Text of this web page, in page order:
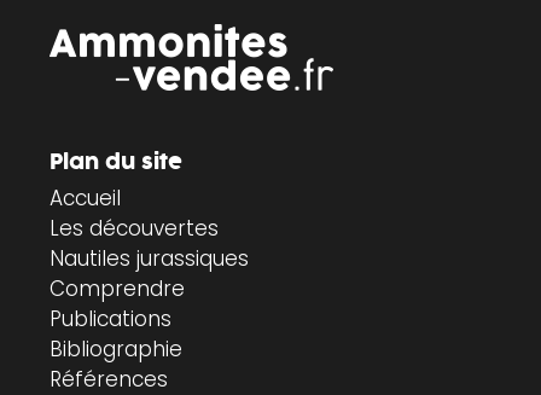
Plan du site
Accueil
Les découvertes
Nautiles jurassiques
Comprendre
Publications
Bibliographie
Références